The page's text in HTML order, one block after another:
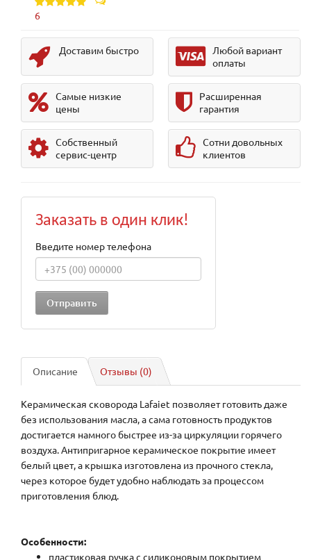
6
Доставим быстро
Любой вариант
оплаты
Самые низкие
цены
Расширенная
гарантия
Собственный
сервис-центр
Сотни довольных
клиентов
Заказать в один клик!
Введите номер телефона
Описание Отзывы (0)
Керамическая сковорода Lafaiet позволяет готовить даже
без использования масла, а сама готовность продуктов
достигается намного быстрее из-за циркуляции горячего
воздуха. Антипригарное керамическое покрытие имеет
белый цвет, а крышка изготовлена из прочного стекла,
через которое будет удобно наблюдать за процессом
приготовления блюд.
Особенности:
пластиковая ручка с силиконовым покрытием